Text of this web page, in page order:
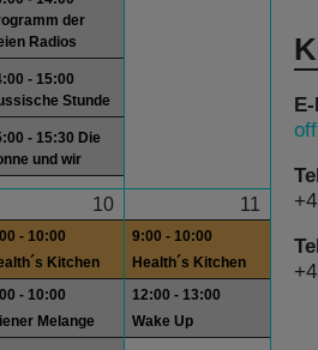
der
Radios
- 15:00
Stunde
- 15:30 Die
und wir
10
- 10:00
Kitchen
- 10:00
Melange
11
9:00 - 10:00
Health´s Kitchen
12:00 - 13:00
Wake Up